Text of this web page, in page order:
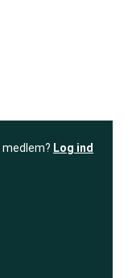
medlem? Log ind